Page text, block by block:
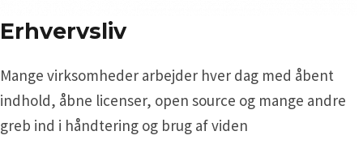
Erhvervsliv
Mange virksomheder arbejder hver dag med åbent
indhold, åbne licenser, open source og mange andre
greb ind i håndtering og brug af viden